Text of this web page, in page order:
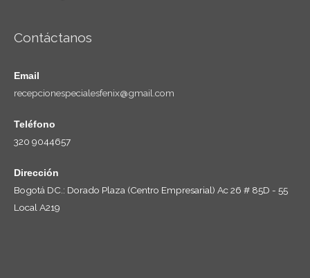
Contáctanos
Email
recepcionespecialesfenix@gmail.com
Teléfono
320 9044657
Dirección
Bogotá DC.: Dorado Plaza (Centro Empresarial) Ac 26 # 85D - 55
Local A219